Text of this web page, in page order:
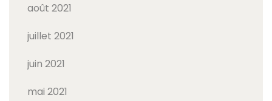
août 2021
juillet 2021
juin 2021
mai 2021